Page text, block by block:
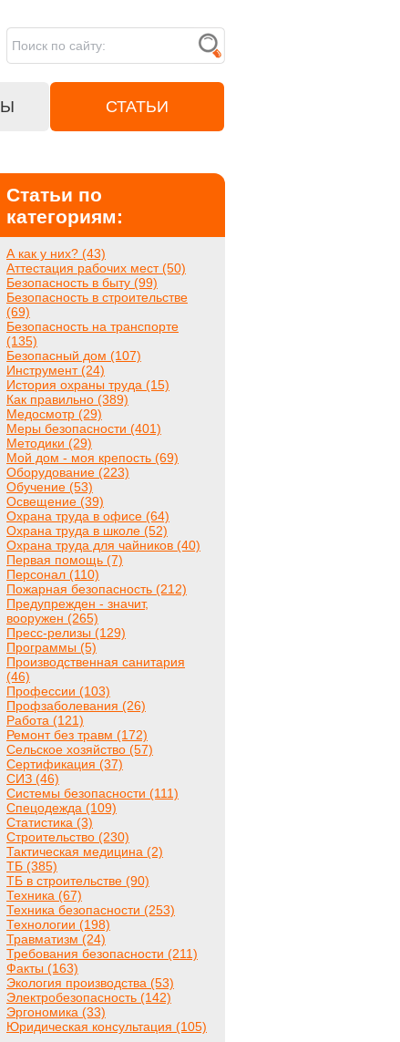
СТАТЬИ
Статьи по
категориям:
А как у них? (43)
Аттестация рабочих мест (50)
Безопасность в быту (99)
Безопасность в строительстве
(69)
Безопасность на транспорте
(135)
Безопасный дом (107)
Инструмент (24)
История охраны труда (15)
Как правильно (389)
Медосмотр (29)
Меры безопасности (401)
Методики (29)
Мой дом - моя крепость (69)
Оборудование (223)
Обучение (53)
Освещение (39)
Охрана труда в офисе (64)
Охрана труда в школе (52)
Охрана труда для чайников (40)
Первая помощь (7)
Персонал (110)
Пожарная безопасность (212)
Предупрежден - значит,
вооружен (265)
Пресс-релизы (129)
Программы (5)
Производственная санитария
(46)
Профессии (103)
Профзаболевания (26)
Работа (121)
Ремонт без травм (172)
Сельское хозяйство (57)
Сертификация (37)
СИЗ (46)
Системы безопасности (111)
Спецодежда (109)
Статистика (3)
Строительство (230)
Тактическая медицина (2)
ТБ (385)
ТБ в строительстве (90)
Техника (67)
Техника безопасности (253)
Технологии (198)
Травматизм (24)
Требования безопасности (211)
Факты (163)
Экология производства (53)
Электробезопасность (142)
Эргономика (33)
Юридическая консультация (105)